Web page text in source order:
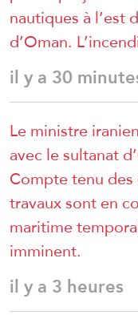
nautiques à l’est
d’Oman.
il y a 30
Le ministre
avec le sultanat
Compte tenu
travaux sont en
maritime
imminent.
il y a 3 heures